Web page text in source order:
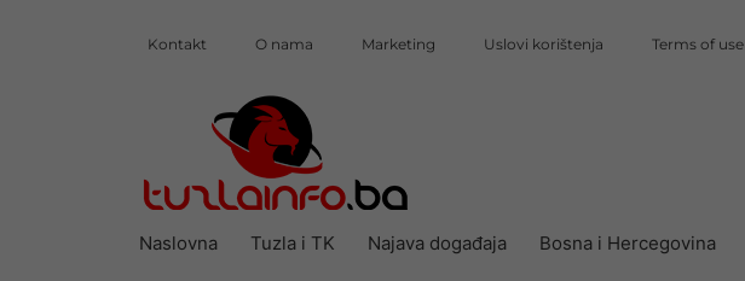
Kontakt O nama Marketing Uslovi korištenja Terms of use
Naslovna Tuzla i TK Najava događaja Bosna i Hercegovina